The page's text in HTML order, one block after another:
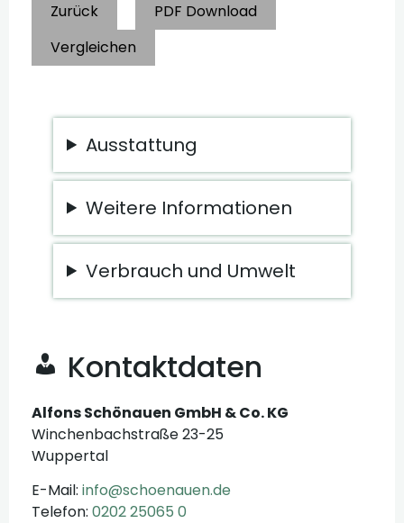
Zurück
PDF Download
Vergleichen
Ausstattung
Weitere Informationen
Verbrauch und Umwelt
Kontaktdaten
Alfons Schönauen GmbH & Co. KG
Winchenbachstraße 23-25
Wuppertal
E-Mail: info@schoenauen.de
Telefon: 0202 25065 0